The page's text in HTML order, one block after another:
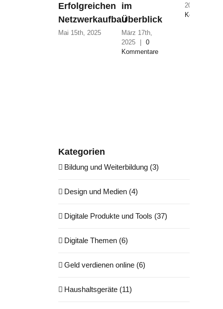
Erfolgreichen
Netzwerkaufbau
Mai 15th, 2025
im
Überblick
März 17th,
2025
|
0
Kommentare
2025
Kommentare
Kategorien
Bildung und Weiterbildung (3)
Design und Medien (4)
Digitale Produkte und Tools (37)
Digitale Themen (6)
Geld verdienen online (6)
Haushaltsgeräte (11)